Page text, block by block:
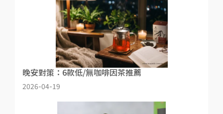
晚安對策：6款低/無咖啡因茶推薦
2026-04-19